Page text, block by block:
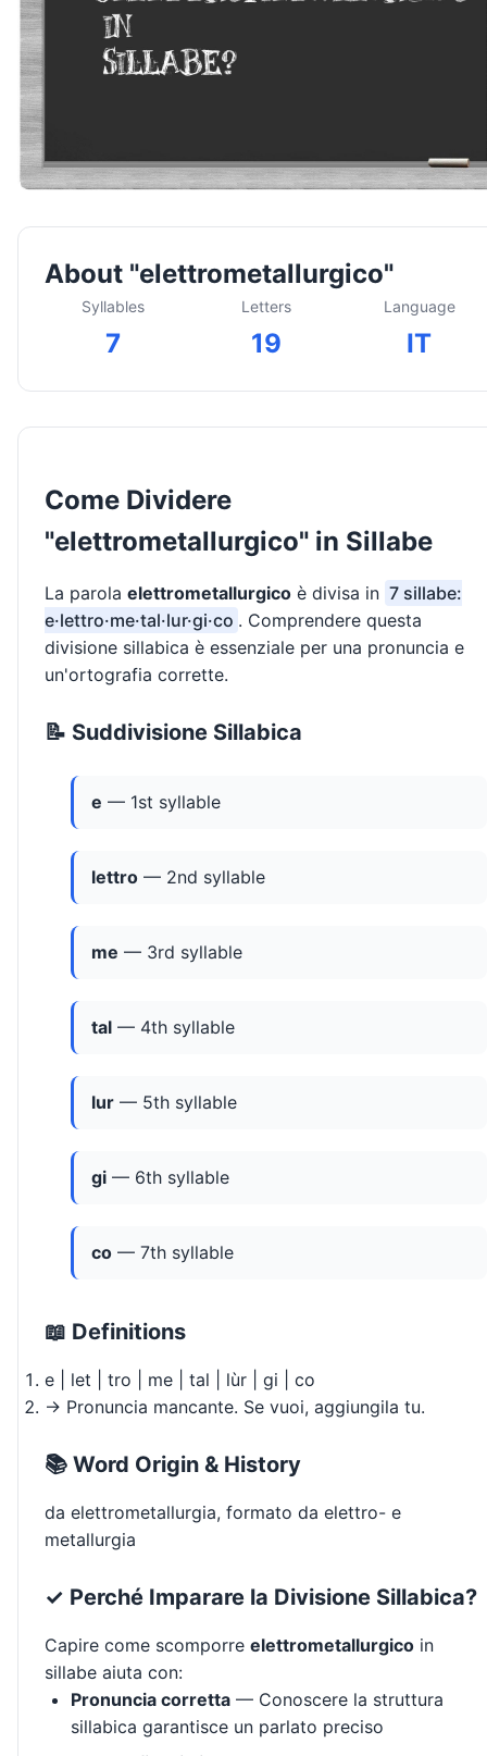
About "elettrometallurgico"
Syllables
7
Letters
19
Language
IT
Come Dividere
"elettrometallurgico" in Sillabe
La parola elettrometallurgico è divisa in 7 sillabe:
e·lettro·me·tal·lur·gi·co . Comprendere questa
divisione sillabica è essenziale per una pronuncia e
un'ortografia corrette.
📝 Suddivisione Sillabica
e — 1st syllable
lettro — 2nd syllable
me — 3rd syllable
tal — 4th syllable
lur — 5th syllable
gi — 6th syllable
co — 7th syllable
📖 Definitions
e | let | tro | me | tal | lùr | gi | co
→ Pronuncia mancante. Se vuoi, aggiungila tu.
📚 Word Origin & History
da elettrometallurgia, formato da elettro- e
metallurgia
✓ Perché Imparare la Divisione Sillabica?
Capire come scomporre elettrometallurgico in
sillabe aiuta con:
Pronuncia corretta — Conoscere la struttura
sillabica garantisce un parlato preciso